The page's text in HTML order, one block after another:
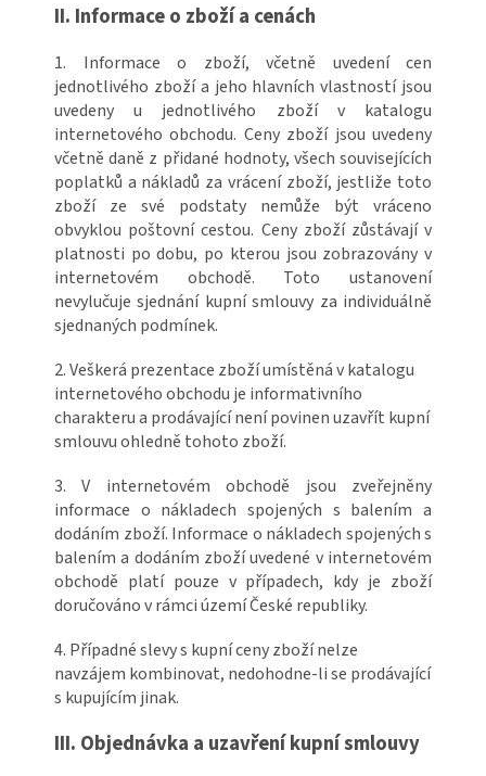
II. Informace o zboží a cenách
1. Informace o zboží, včetně uvedení cen
jednotlivého zboží a jeho hlavních vlastností jsou
uvedeny u jednotlivého zboží v katalogu
internetového obchodu. Ceny zboží jsou uvedeny
včetně daně z přidané hodnoty, všech souvisejících
poplatků a nákladů za vrácení zboží, jestliže toto
zboží ze své podstaty nemůže být vráceno
obvyklou poštovní cestou. Ceny zboží zůstávají v
platnosti po dobu, po kterou jsou zobrazovány v
internetovém obchodě. Toto ustanovení
nevylučuje sjednání kupní smlouvy za individuálně
sjednaných podmínek.
2. Veškerá prezentace zboží umístěná v katalogu
internetového obchodu je informativního
charakteru a prodávající není povinen uzavřít kupní
smlouvu ohledně tohoto zboží.
3. V internetovém obchodě jsou zveřejněny
informace o nákladech spojených s balením a
dodáním zboží. Informace o nákladech spojených s
balením a dodáním zboží uvedené v internetovém
obchodě platí pouze v případech, kdy je zboží
doručováno v rámci území České republiky.
4. Případné slevy s kupní ceny zboží nelze
navzájem kombinovat, nedohodne-li se prodávající
s kupujícím jinak.
III. Objednávka a uzavření kupní smlouvy